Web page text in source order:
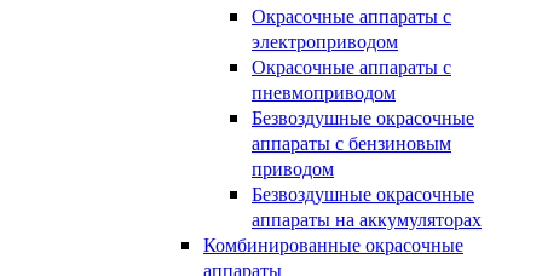
Окрасочные аппараты с
электроприводом
Окрасочные аппараты с
пневмоприводом
Безвоздушные окрасочные
аппараты с бензиновым
приводом
Безвоздушные окрасочные
аппараты на аккумуляторах
Комбинированные окрасочные
аппараты